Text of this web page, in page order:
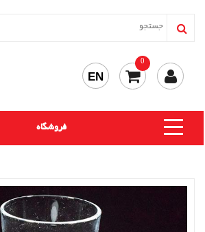
0
EN
فروشگاه